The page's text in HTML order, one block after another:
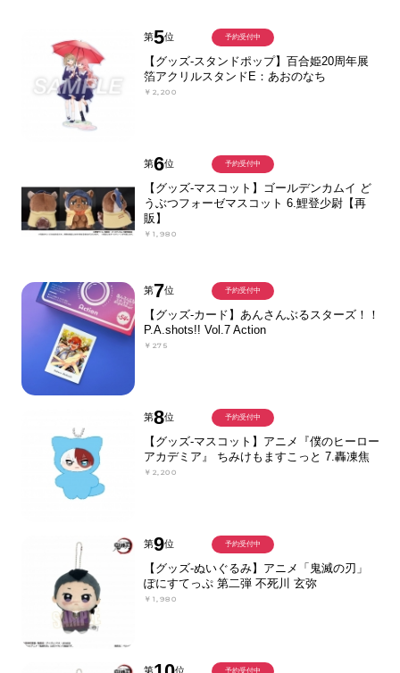
第5位
【グッズ-スタンドポップ】百合姫20周年展
箔アクリルスタンドE：あおのなち
￥2,200
予約受付中
第6位
【グッズ-マスコット】ゴールデンカムイ ど
うぶつフォーゼマスコット 6.鯉登少尉【再
販】
￥1,980
予約受付中
第7位
【グッズ-カード】あんさんぶるスターズ！！
P.A.shots!! Vol.7 Action
￥275
予約受付中
第8位
【グッズ-マスコット】アニメ『僕のヒーロー
アカデミア』 ちみけもますこっと 7.轟凍焦
￥2,200
予約受付中
第9位
【グッズ-ぬいぐるみ】アニメ「鬼滅の刃」
ぽにすてっぷ 第二弾 不死川 玄弥
￥1,980
予約受付中
第 位 予約受付中